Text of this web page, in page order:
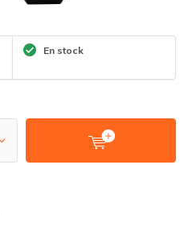
En stock